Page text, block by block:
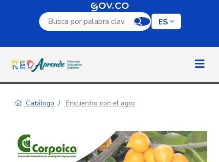
Campo de búsqueda por palabra clave
ES
Catálogo Encuentro con el agro